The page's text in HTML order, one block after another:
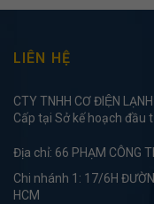
LIÊN HỆ
CTY TNHH CƠ ĐIỆN
Cấp tại Sở kế hoạch
Địa chỉ: 66 PHẠM CÔNG
Chi nhánh 1: 17/6H
HCM